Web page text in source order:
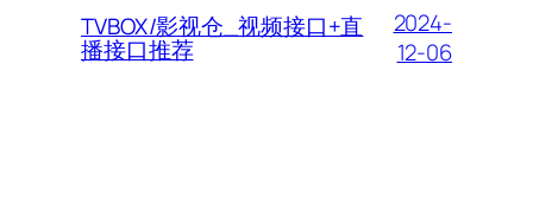
TVBOX/影视仓_视频接口+直
播接口推荐
2024-
12-06